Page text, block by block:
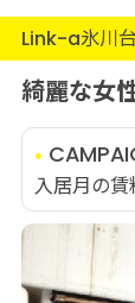
Link-a氷川
綺麗な女
入居月の